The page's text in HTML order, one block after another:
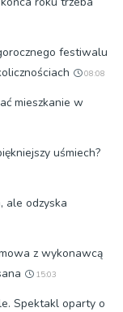
festiwalu
08:08
mieszkanie w
uśmiech?
ale odzyska
z wykonawcą
15:03
Spektakl oparty o